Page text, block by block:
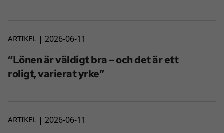
ARTIKEL 2026-06-11
”Lönen är väldigt bra – och det är ett
roligt, varierat yrke”
ARTIKEL 2026-06-11